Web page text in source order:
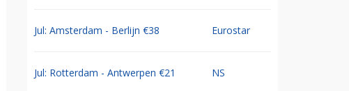
Jul: Amsterdam - Berlijn €38 Eurostar
Jul: Rotterdam - Antwerpen €21 NS